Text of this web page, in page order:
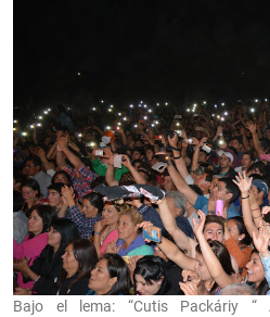
Bajo el lema: “Cutis Packáriy “